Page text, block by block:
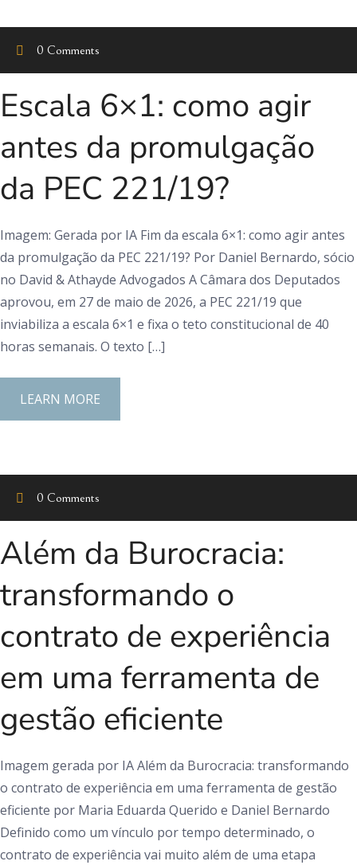
0 Comments
Escala 6×1: como agir
antes da promulgação
da PEC 221/19?
Imagem: Gerada por IA Fim da escala 6×1: como agir antes
da promulgação da PEC 221/19? Por Daniel Bernardo, sócio
no David & Athayde Advogados A Câmara dos Deputados
aprovou, em 27 de maio de 2026, a PEC 221/19 que
inviabiliza a escala 6×1 e fixa o teto constitucional de 40
horas semanais. O texto […]
LEARN MORE
0 Comments
Além da Burocracia:
transformando o
contrato de experiência
em uma ferramenta de
gestão eficiente
Imagem gerada por IA Além da Burocracia: transformando
o contrato de experiência em uma ferramenta de gestão
eficiente por Maria Eduarda Querido e Daniel Bernardo
Definido como um vínculo por tempo determinado, o
contrato de experiência vai muito além de uma etapa